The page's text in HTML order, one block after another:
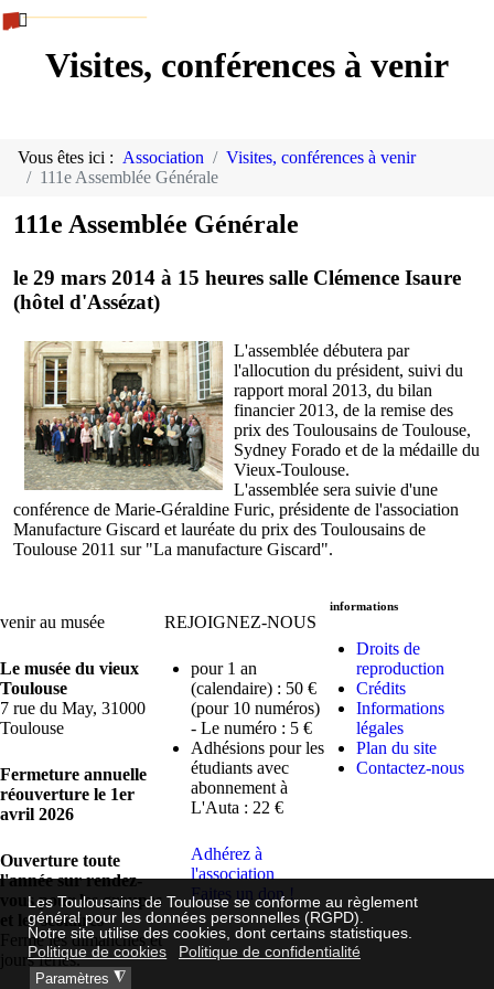
Les Toulousains de Toulouse se conforme au règlement
général pour les données personnelles (RGPD).
Notre site utilise des cookies, dont certains statistiques.
Politique de cookies
Politique de confidentialité
Paramètres ◮
Visites, conférences à venir
Vous êtes ici : Association
Visites, conférences à venir
111e Assemblée Générale
111e Assemblée Générale
le 29 mars 2014 à 15 heures salle Clémence Isaure
(hôtel d'Assézat)
L'assemblée débutera par
l'allocution du président, suivi du
rapport moral 2013, du bilan
financier 2013, de la remise des
prix des Toulousains de Toulouse,
Sydney Forado et de la médaille du
Vieux-Toulouse.
L'assemblée sera suivie d'une
conférence de Marie-Géraldine Furic, présidente de l'association
Manufacture Giscard et lauréate du prix des Toulousains de
Toulouse 2011 sur "La manufacture Giscard".
venir au musée
Le musée du vieux
Toulouse
7 rue du May, 31000
Toulouse
Fermeture annuelle
réouverture le 1er
avril 2026
Ouverture toute
l'année sur rendez-
vous pour les groupes
et les scolaires
Fermé les dimanches et
jours fériés.
REJOIGNEZ-NOUS
pour 1 an
(calendaire) : 50 €
(pour 10 numéros)
- Le numéro : 5 €
Adhésions pour les
étudiants avec
abonnement à
L'Auta : 22 €
Adhérez à
l'association
Faites un don !
informations
Droits de
reproduction
Crédits
Informations
légales
Plan du site
Contactez-nous